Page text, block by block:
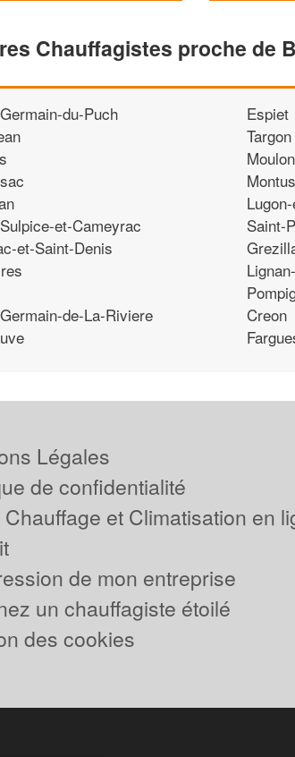
Chauffagistes proche de
du-Puch
et-Cameyrac
et-Saint-Denis
de-La-Riviere
Espiet
Targon
Moulon
Saint-
Creon
Légales
de confidentialité
et Climatisation en
de mon entreprise
un chauffagiste étoilé
des cookies